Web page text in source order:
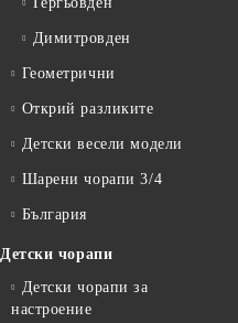
Димитровден
Геометрични
Открий разликите
Детски весели модели
Шарени чорапи 3/4
България
Детски чорапи
Детски чорапи за
настроение